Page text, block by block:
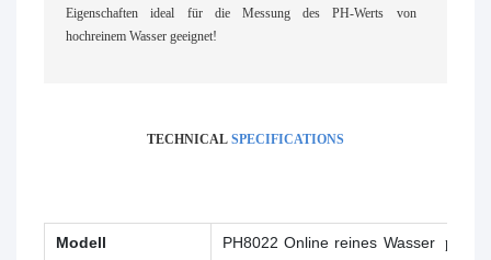
Eigenschaften ideal für die Messung des PH-Werts von
hochreinem Wasser geeignet!
TECHNICAL SPECIFICATIONS
Modell PH8022 Online reines Wasser pH-